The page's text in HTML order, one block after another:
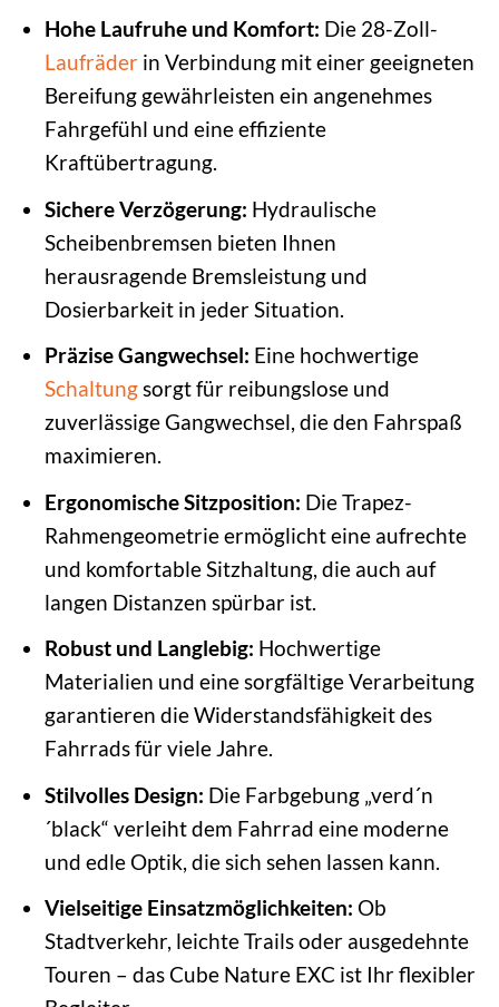
Hohe Laufruhe und Komfort: Die 28-Zoll-
Laufräderin Verbindung mit einer geeigneten
Bereifung gewährleisten ein angenehmes
Fahrgefühl und eine effiziente
Kraftübertragung.
Sichere Verzögerung: Hydraulische
Scheibenbremsen bieten Ihnen
herausragende Bremsleistung und
Dosierbarkeit in jeder Situation.
Präzise Gangwechsel: Eine hochwertige
Schaltungsorgt für reibungslose und
zuverlässige Gangwechsel, die den Fahrspaß
maximieren.
Ergonomische Sitzposition: Die Trapez-
Rahmengeometrie ermöglicht eine aufrechte
und komfortable Sitzhaltung, die auch auf
langen Distanzen spürbar ist.
Robust und Langlebig: Hochwertige
Materialien und eine sorgfältige Verarbeitung
garantieren die Widerstandsfähigkeit des
Fahrrads für viele Jahre.
Stilvolles Design: Die Farbgebung „verd´n
´black“ verleiht dem Fahrrad eine moderne
und edle Optik, die sich sehen lassen kann.
Vielseitige Einsatzmöglichkeiten: Ob
Stadtverkehr, leichte Trails oder ausgedehnte
Touren – das Cube Nature EXC ist Ihr flexibler